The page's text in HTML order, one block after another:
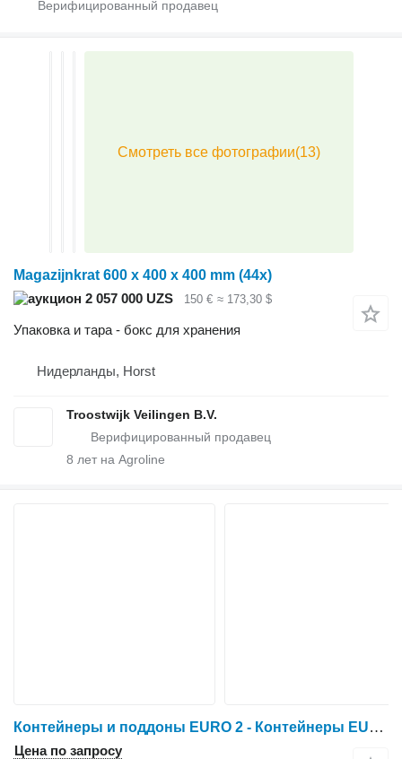
Magazijnkrat 600 x 400 x 400 mm (44x)
2 057 000 UZS
150 € ≈ 173,30 $
Упаковка и тара - бокс для хранения
Нидерланды, Horst
Troostwijk Veilingen B.V.
8 лет на Agroline
Контейнеры и поддоны EURO 2 - Контейнеры EURO H1 и поддоны Euro H1
Цена по запросу